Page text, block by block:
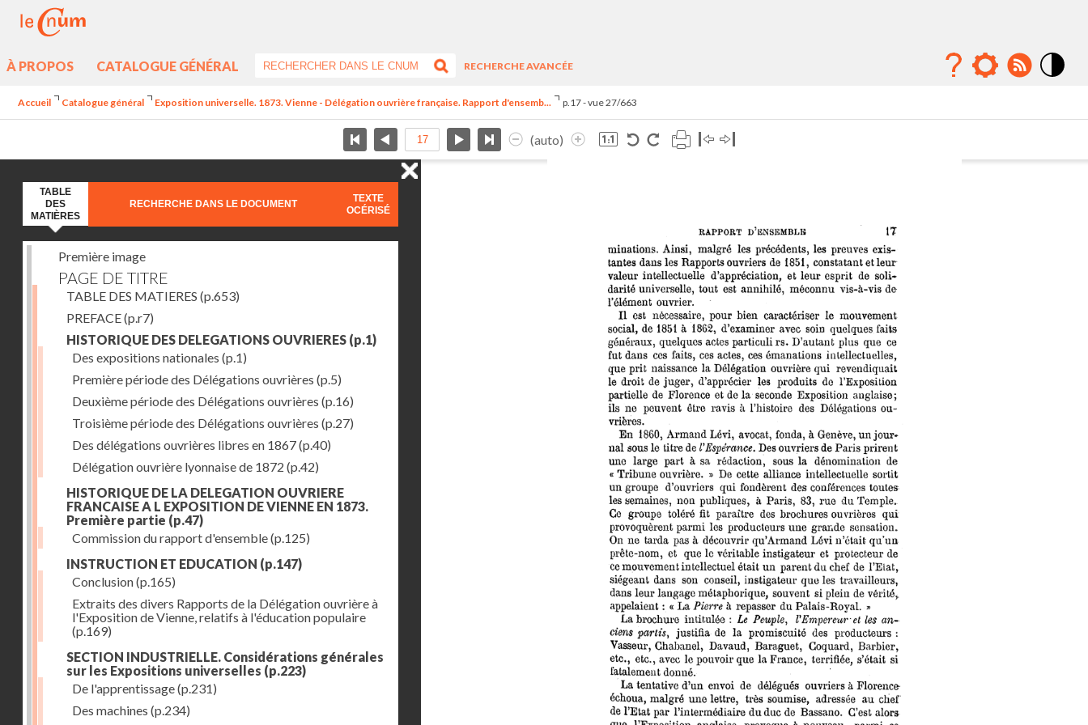
À PROPOS CATALOGUE GÉNÉRAL
RECHERCHE AVANCÉE
Accueil Catalogue général Exposition universelle. 1873. Vienne - Délégation ouvrière française. Rapport d'ensemb... p.17 - vue 27/663
(auto)
TABLE
DES
MATIÈRES
RECHERCHE DANS LE DOCUMENT
TEXTE
OCÉRISÉ
Première image
PAGE DE TITRE
TABLE DES MATIERES (p.653)
PREFACE(p.r7)
HISTORIQUE DES DELEGATIONS OUVRIERES (p.1)
Des expositions nationales (p.1)
Première période des Délégations ouvrières (p.5)
Deuxième période des Délégations ouvrières (p.16)
Troisième période des Délégations ouvrières (p.27)
Des délégations ouvrières libres en 1867(p.40)
Délégation ouvrière lyonnaise de 1872 (p.42)
HISTORIQUE DE LA DELEGATION OUVRIERE
FRANCAISE A L EXPOSITION DE VIENNE EN 1873.
Première partie (p.47)
Commission du rapport d'ensemble(p.125)
INSTRUCTION ET EDUCATION (p.147)
Conclusion(p.165)
Extraits des divers Rapports de la Délégation ouvrière à
l'Exposition de Vienne, relatifs à l'éducation populaire
(p.169)
SECTION INDUSTRIELLE. Considérations générales
sur les Expositions universelles (p.223)
De l'apprentissage(p.231)
Des machines (p.234)